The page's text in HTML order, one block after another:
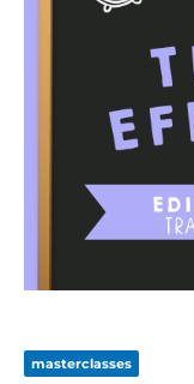
masterclasses